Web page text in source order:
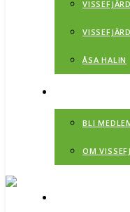
ÅSA HALIN
BLI
OM